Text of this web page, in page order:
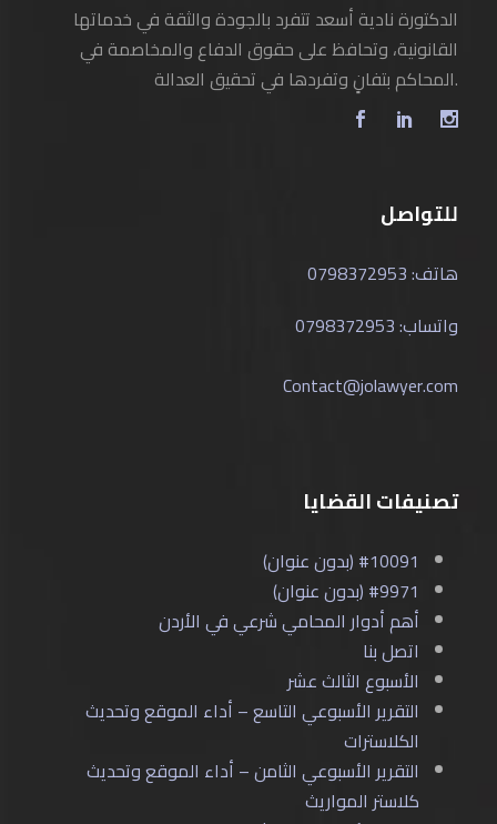
الدكتورة نادية أسعد تتفرد بالجودة والثقة في خدماتها
القانونية، وتحافظ على حقوق الدفاع والمخاصمة في
المحاكم بتفانٍ وتفردها في تحقيق العدالة.
للتواصل
هاتف: 0798372953
واتساب: 0798372953
Contact@jolawyer.com
تصنيفات القضايا
#10091 (بدون عنوان)
#9971 (بدون عنوان)
أهم أدوار المحامي شرعي في الأردن
اتصل بنا
الأسبوع الثالث عشر
التقرير الأسبوعي التاسع – أداء الموقع وتحديث
الكلاسترات
التقرير الأسبوعي الثامن – أداء الموقع وتحديث
كلاستر المواريث